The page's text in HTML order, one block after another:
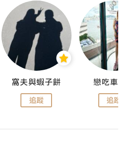
窩夫與蝦子餅
追蹤
戀吃車
追蹤